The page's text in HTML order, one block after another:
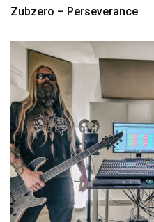
Zubzero – Perseverance